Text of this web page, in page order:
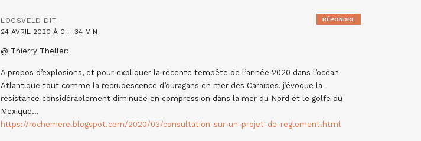
LOOSVELD DIT :
24 AVRIL 2020 À 0 H 34 MIN
@ Thierry Theller:
A propos d’explosions, et pour expliquer la récente tempête de l’année 2020 dans l’océan
Atlantique tout comme la recrudescence d’ouragans en mer des Caraïbes, j’évoque la
résistance considérablement diminuée en compression dans la mer du Nord et le golfe du
Mexique…
https://rochemere.blogspot.com/2020/03/consultation-sur-un-projet-de-reglement.html
RÉPONDRE